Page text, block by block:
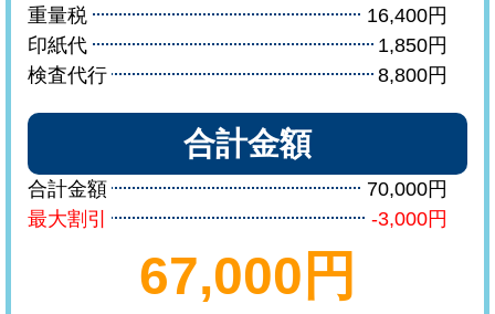
重量税
16,400円
印紙代
1,850円
検査代行
8,800円
合計金額
合計金額
70,000円
最大割引
-3,000円
67,000円